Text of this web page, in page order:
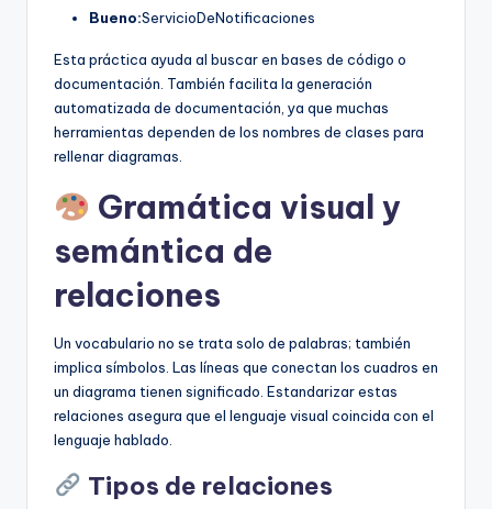
Bueno:ServicioDeNotificaciones
Esta práctica ayuda al buscar en bases de código o
documentación. También facilita la generación
automatizada de documentación, ya que muchas
herramientas dependen de los nombres de clases para
rellenar diagramas.
Gramática visual y
semántica de
relaciones
Un vocabulario no se trata solo de palabras; también
implica símbolos. Las líneas que conectan los cuadros en
un diagrama tienen significado. Estandarizar estas
relaciones asegura que el lenguaje visual coincida con el
lenguaje hablado.
Tipos de relaciones